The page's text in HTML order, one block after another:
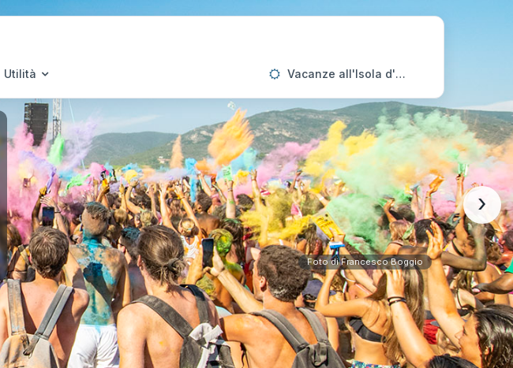
Utilità Vacanze all'Isola d'Elba
Foto di Francesco Boggio
›